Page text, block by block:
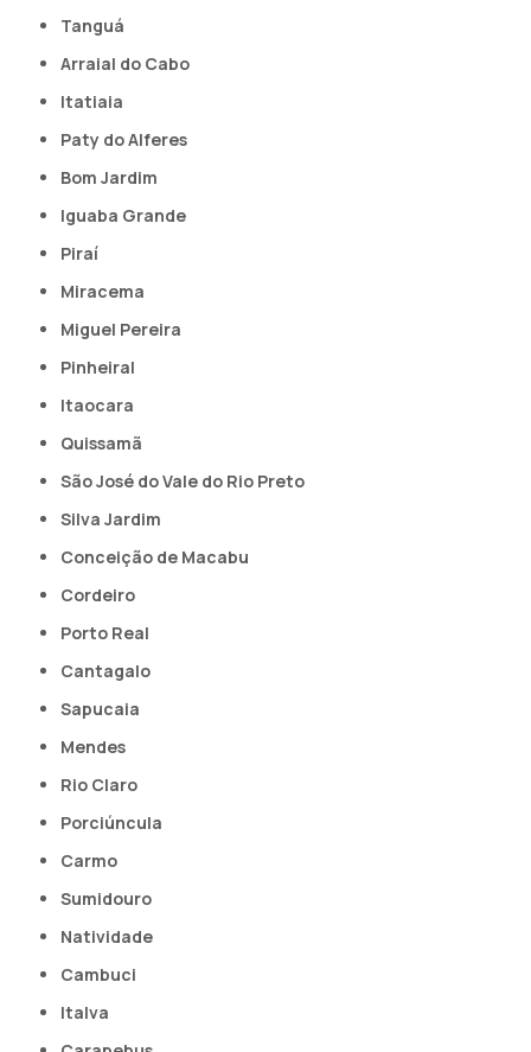
Tanguá
Arraial do Cabo
Itatiaia
Paty do Alferes
Bom Jardim
Iguaba Grande
Piraí
Miracema
Miguel Pereira
Pinheiral
Itaocara
Quissamã
São José do Vale do Rio Preto
Silva Jardim
Conceição de Macabu
Cordeiro
Porto Real
Cantagalo
Sapucaia
Mendes
Rio Claro
Porciúncula
Carmo
Sumidouro
Natividade
Cambuci
Italva